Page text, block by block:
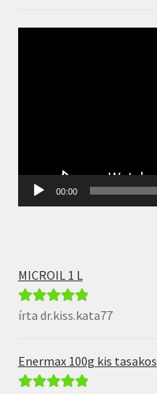
00:00
MICROIL 1 L
Értékelés:5 /
írta dr.kiss.kata77
Enermax 100g kis tasakos